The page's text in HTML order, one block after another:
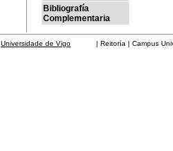
Bibliografía
Complementaria
Universidade de Vigo | Reitoría | Campus